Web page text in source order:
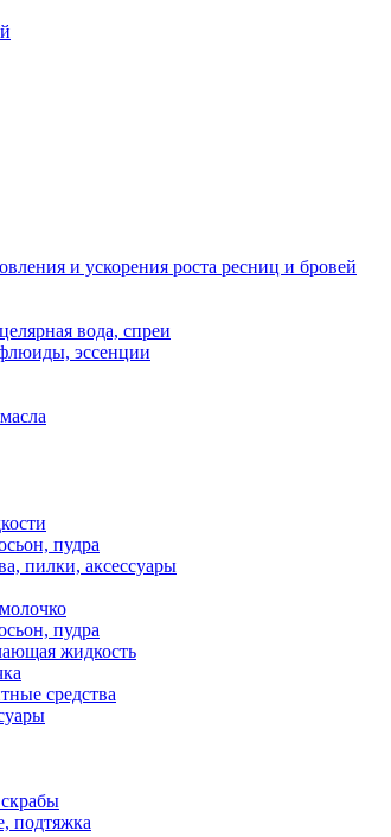
и ускорения роста ресниц и бровей
вода, спреи
эссенции
пудра
пилки, аксессуары
пудра
жидкость
средства
подтяжка